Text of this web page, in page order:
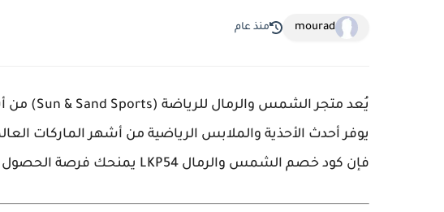
mourad منذ عام
يُعد متجرالشمس والرمال للرياضة (Sun & Sand Sports)
من
يوفر أحدث الأحذية والملابس الرياضية من أشهر الماركات
فإن كود خصم الشمس والرمال LKP54 يمنحك فرصة الحصول